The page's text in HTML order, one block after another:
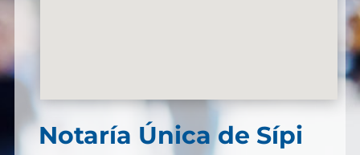
Notaría Única de Sípi